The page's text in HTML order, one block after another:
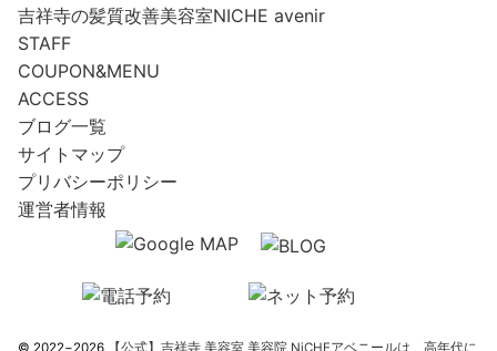
吉祥寺の髪質改善美容室NICHE avenir
STAFF
COUPON&MENU
ACCESS
ブログ一覧
サイトマップ
プリバシーポリシー
運営者情報
© 2022−2026 【公式】吉祥寺 美容室 美容院 NiCHEアベニールは、高年代に